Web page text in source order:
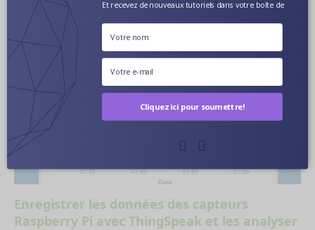
Enregistrer les données des capteurs
Raspberry Pi avec ThingSpeak et les analyser
MAINTENANT...
Et recevez de nouveaux tutoriels dans votre boîte de
Cliquez ici pour soumettre!